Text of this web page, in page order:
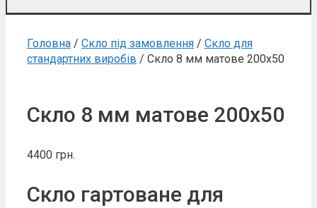
Головна / Скло під замовлення / Скло для
стандартних виробів / Скло 8 мм матове 200х50
Скло 8 мм матове 200х50
4400 грн.
Скло гартоване для